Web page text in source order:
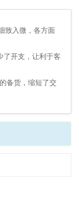
致入微，各方面
了开支，让利于客
备货，缩短了交